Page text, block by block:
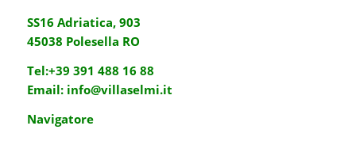
SS16 Adriatica, 903
45038 Polesella RO
Tel:+39 391 488 16 88
Email: info@villaselmi.it
Navigatore